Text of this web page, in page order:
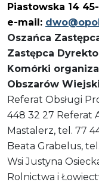
Piastowska 14
e-mail:
Oszańca
Zastępca
Komórki
Obszarów
Referat Obsługi
448 32 27 Referat
Mastalerz, tel. 77
Beata Grabelus,
Wsi Justyna
Rolnictwa i